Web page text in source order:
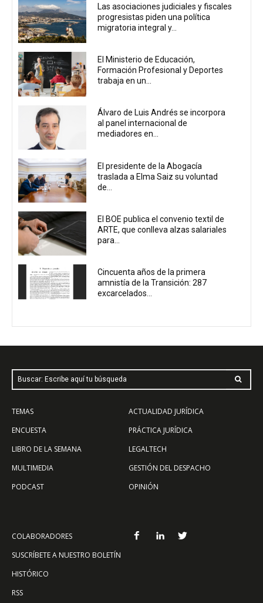
Las asociaciones judiciales y fiscales
progresistas piden una política
migratoria integral y...
El Ministerio de Educación,
Formación Profesional y Deportes
trabaja en un...
Álvaro de Luis Andrés se incorpora
al panel internacional de
mediadores en...
El presidente de la Abogacía
traslada a Elma Saiz su voluntad
de...
El BOE publica el convenio textil de
ARTE, que conlleva alzas salariales
para...
Cincuenta años de la primera
amnistía de la Transición: 287
excarcelados...
Buscar: Escribe aquí tu búsqueda
TEMAS
ENCUESTA
LIBRO DE LA SEMANA
MULTIMEDIA
PODCAST
ACTUALIDAD JURÍDICA
PRÁCTICA JURÍDICA
LEGALTECH
GESTIÓN DEL DESPACHO
OPINIÓN
COLABORADORES
SUSCRÍBETE A NUESTRO BOLETÍN
HISTÓRICO
RSS